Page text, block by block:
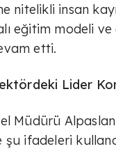
nitelikli insan
eğitim modeli
etti.
Lider
Müdürü
ifadeleri